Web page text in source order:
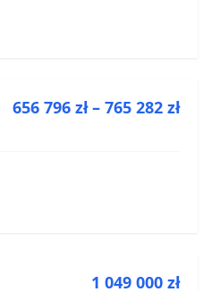
656 796 zł – 765 282 zł
1 049 000 zł